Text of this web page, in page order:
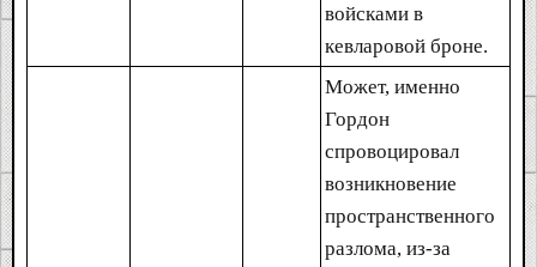
войсками в
кевларовой броне.
Может, именно
Гордон
спровоцировал
возникновение
пространственного
разлома, из-за